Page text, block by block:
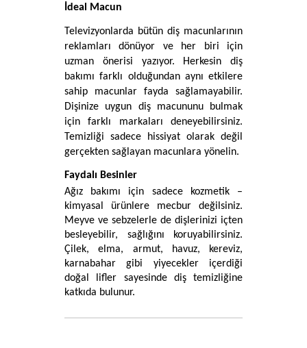
İdeal Macun
Televizyonlarda bütün diş macunlarının
reklamları dönüyor ve her biri için
uzman önerisi yazıyor. Herkesin diş
bakımı farklı olduğundan aynı etkilere
sahip macunlar fayda sağlamayabilir.
Dişinize uygun diş macununu bulmak
için farklı markaları deneyebilirsiniz.
Temizliği sadece hissiyat olarak değil
gerçekten sağlayan macunlara yönelin.
Faydalı Besinler
Ağız bakımı için sadece kozmetik –
kimyasal ürünlere mecbur değilsiniz.
Meyve ve sebzelerle de dişlerinizi içten
besleyebilir, sağlığını koruyabilirsiniz.
Çilek, elma, armut, havuz, kereviz,
karnabahar gibi yiyecekler içerdiği
doğal lifler sayesinde diş temizliğine
katkıda bulunur.